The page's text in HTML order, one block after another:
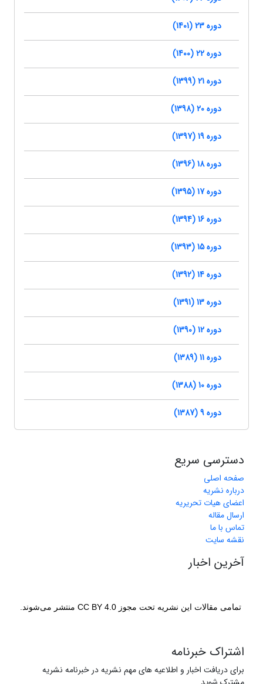
دوره 23 (1401)
دوره 22 (1400)
دوره 21 (1399)
دوره 20 (1398)
دوره 19 (1397)
دوره 18 (1396)
دوره 17 (1395)
دوره 16 (1394)
دوره 15 (1393)
دوره 14 (1392)
دوره 13 (1391)
دوره 12 (1390)
دوره 11 (1389)
دوره 10 (1388)
دوره 9 (1387)
دسترسی سریع
صفحه اصلی
درباره نشریه
اعضای هیات تحریریه
ارسال مقاله
تماس با ما
نقشه سایت
آخرین اخبار
تمامی مقالات این نشریه تحت مجوز CC BY 4.0 منتشر می‌شوند.
اشتراک خبرنامه
برای دریافت اخبار و اطلاعیه های مهم نشریه در خبرنامه نشریه